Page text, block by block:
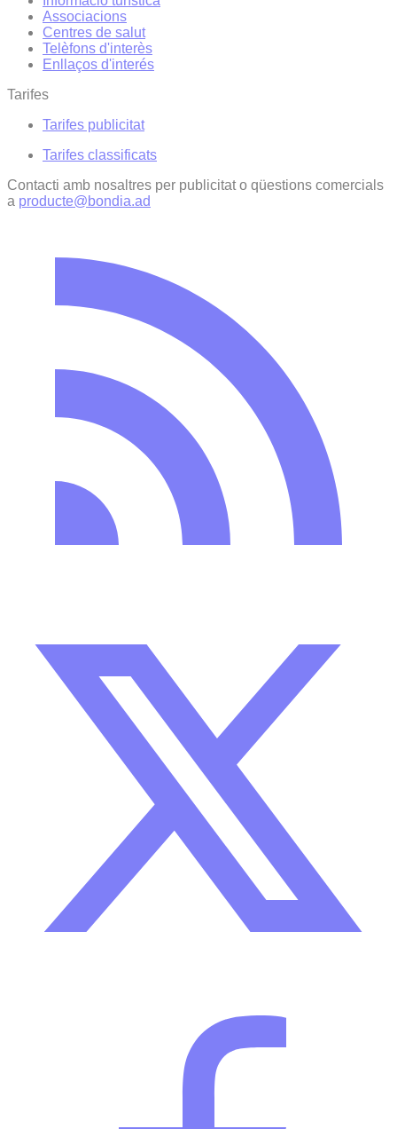
Associacions
Centres de salut
Telèfons d'interès
Enllaços d'interés
Tarifes
Tarifes publicitat
Tarifes classificats
Contacti amb nosaltres per publicitat o qüestions comercials
a producte@bondia.ad